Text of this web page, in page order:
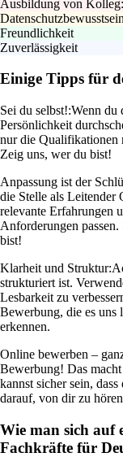
Ausbildung von
Datenschutzbewusstsein
Freundlichkeit
Zuverlässigkeit
Einige Tipps für
Sei du selbst!:Wenn du
Persönlichkeit
nur die Qualifikationen
Zeig uns, wer du bist!
Anpassung ist der
die Stelle als Leitender
relevante Erfahrungen
Anforderungen
bist!
Klarheit und Struktur:
strukturiert ist.
Lesbarkeit zu
Bewerbung, die es uns
erkennen.
Online bewerben –
Bewerbung! Das
kannst sicher sein,
darauf, von dir zu
Wie man sich auf
Fachkräfte für